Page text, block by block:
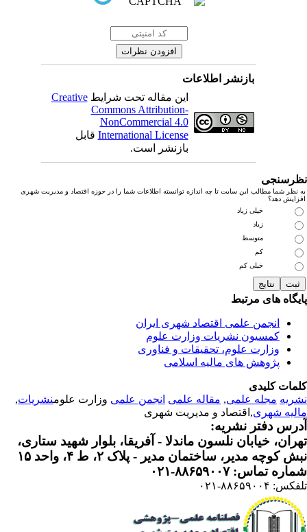
بازنشر اطلاعات
این مقاله تحت شرایطCreative
Commons Attribution-
NonCommercial 4.0
International Licenseقابل
بازنشر است.
نظر شما مطالب این سایت تا چه اندازه توانسته اطلاعات شما را در حوزه اقتصاد و مدیریت شهری
دهد؟
خیلی زیاد
زیاد
متوسط
خیلی کم
های مرتبط
انجمن علمی اقتصاد شهری ایران
کمسیون نشریات وزارت علوم
وزارت علوم، تحقیقات و فناوری
پژوهش های مالیه اسلامی
کلیدی
مجله علمی, مقاله علمی انجمن علمیوزارت علومنشریات,
شهری ,اقتصاد و مدیریت شهری
دفتر نشریه:
خیابان نلسون ماندلا - آفریقا، بلوار شهید ستاری،
کوچه مدیر، ساختمان مدیر - پلاک ۲، ط ۴، واحد ۱۵
تماس: ۸۸۶۵۹۰۰۷-۰۲۱
۸۸۶۵۹۰۰۴-۰۲۱